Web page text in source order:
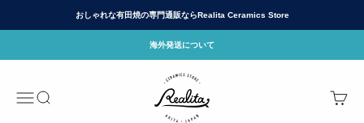
おしゃれな有田焼の専門通販ならRealita Ceramics Store
海外発送について
メニュー
検索
有田焼(ありたやき)の専門通販 Realita
カート